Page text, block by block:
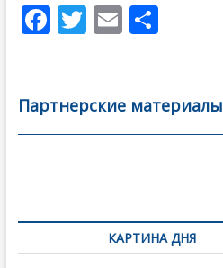
F
b
o
T
er
E
l
О
а
в
Партнерские материалы
по
записямКАРТИНА ДНЯ